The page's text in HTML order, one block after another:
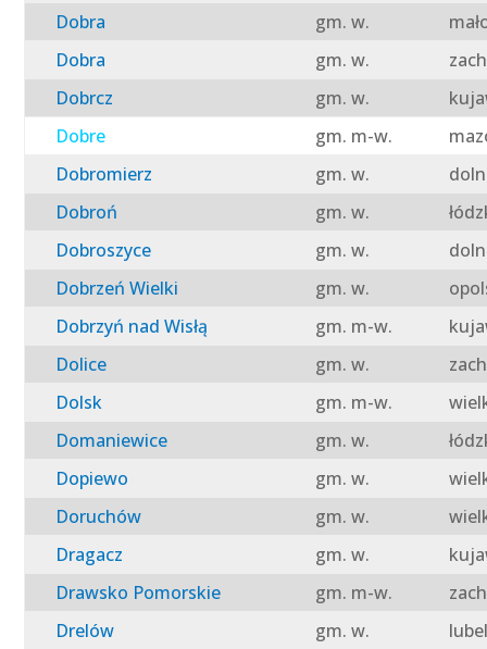
Dobra
gm. w.
Dobra
gm. w.
Dobrcz
gm. w.
Dobre
gm. m-w.
Dobromierz
gm. w.
Dobroń
gm. w.
Dobroszyce
gm. w.
Dobrzeń Wielki
gm. w.
Dobrzyń nad Wisłą
gm. m-w.
Dolice
gm. w.
Dolsk
gm. m-w.
Domaniewice
gm. w.
Dopiewo
gm. w.
Doruchów
gm. w.
Dragacz
gm. w.
Drawsko Pomorskie
gm. m-w.
Drelów
gm. w.